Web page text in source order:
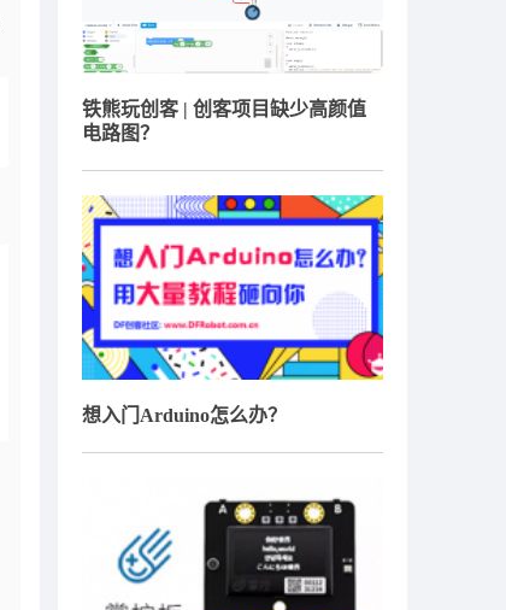
铁熊玩创客 | 创客项目缺少高颜值
电路图？
想入门Arduino怎么办？